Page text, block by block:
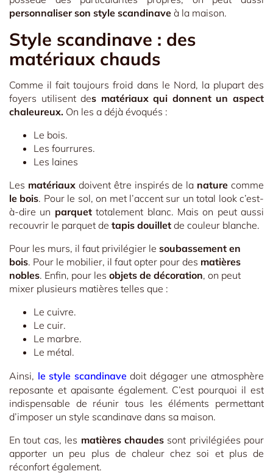
personnaliser son style scandinave à la maison.
Style scandinave : des
matériaux chauds
Comme il fait toujours froid dans le Nord, la plupart des
foyers utilisent des matériaux qui donnent un aspect
chaleureux. On les a déjà évoqués :
Le bois.
Les fourrures.
Les laines
Les matériauxdoivent être inspirés de la nature comme
le bois. Pour le sol, on met l’accent sur un total look c’est-
à-dire un parquettotalement blanc. Mais on peut aussi
recouvrir le parquet de tapis douillet de couleur blanche.
Pour les murs, il faut privilégier le soubassement en
bois. Pour le mobilier, il faut opter pour des matières
nobles. Enfin, pour les objets de décoration, on peut
mixer plusieurs matières telles que :
Le cuivre.
Le cuir.
Le marbre.
Le métal.
Ainsi, le style scandinave doit dégager une atmosphère
reposante et apaisante également. C’est pourquoi il est
indispensable de réunir tous les éléments permettant
d’imposer un style scandinave dans sa maison.
En tout cas, les matières chaudessont privilégiées pour
apporter un peu plus de chaleur chez soi et plus de
réconfort également.